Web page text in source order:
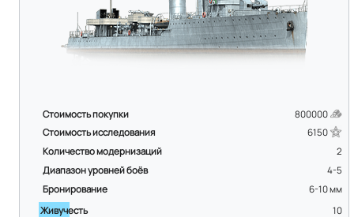
Стоимость покупки
800000
Стоимость исследования
6150
Количество модернизаций
2
Диапазон уровней боёв
4-5
Бронирование
6-10мм
Живучесть
10